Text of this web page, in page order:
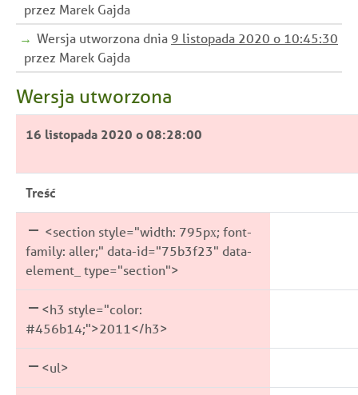
przez Marek Gajda
Wersja utworzona dnia9 listopada 2020 o 10:45:30
przez Marek Gajda
Wersja utworzona
16 listopada 2020 o 08:28:00
Treść
<section style="width: 795px; font-
family: aller;" data-id="75b3f23" data-
element_ type="section">
<h3 style="color:
#456b14;">2011</h3>
<ul>
Wyrażam zgodę na
kontaktowych i wynikających z
przetwarzane będą na podstawie
Rozporządzenia Parlamentu
2016/679 z dnia 27 kwietnia
osób fizycznych w związku z
celu przetwarzania oraz
stronie.
Wyrażam zgodę na
newslettera i otrzymywania
dot. Miasta Radlin i działalności
organizacyjnych. Dane
6 ust. 1 lit. a Rozporządzenia
Rady (UE) 2016/679 z dnia 27
osobowe przetwarzane będą
przetwarzania danych